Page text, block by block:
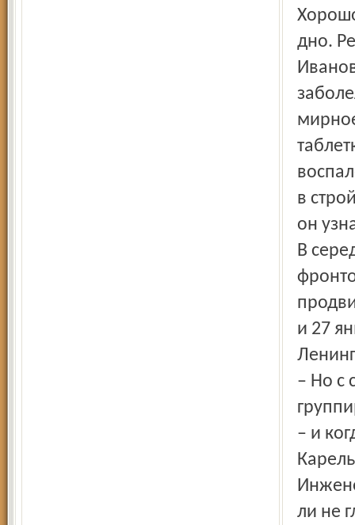
дно.
в
он
В
и 27
– Но с
– и
ли не